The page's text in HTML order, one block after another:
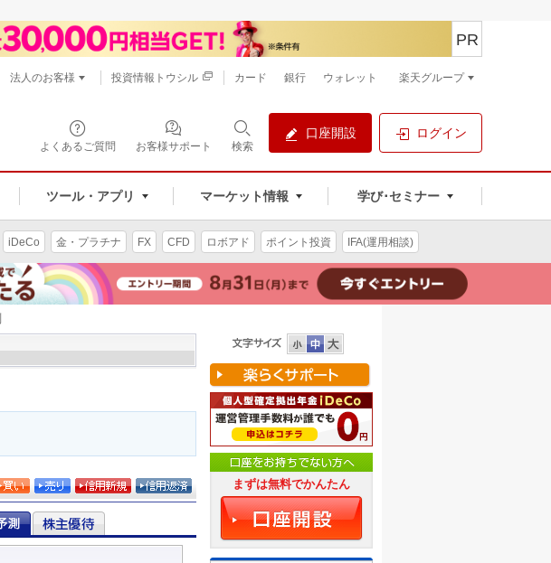
よくあるご質問 お客様サポート 検索
口座開設 ログイン
ツール・アプリ マーケット情報 学び･セミナー
PR
法人のお客様 投資情報トウシル カード 銀行 ウォレット 楽天グループ
iDeCo 金・プラチナ FX CFD ロボアド ポイント投資 IFA(運用相談)
まずは無料でかんたん